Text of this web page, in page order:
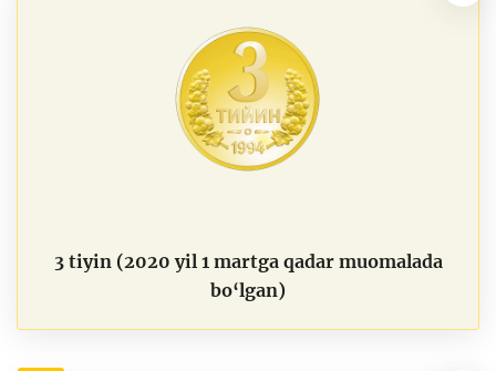
3 tiyin (2020 yil 1 martga qadar muomalada
bo‘lgan)